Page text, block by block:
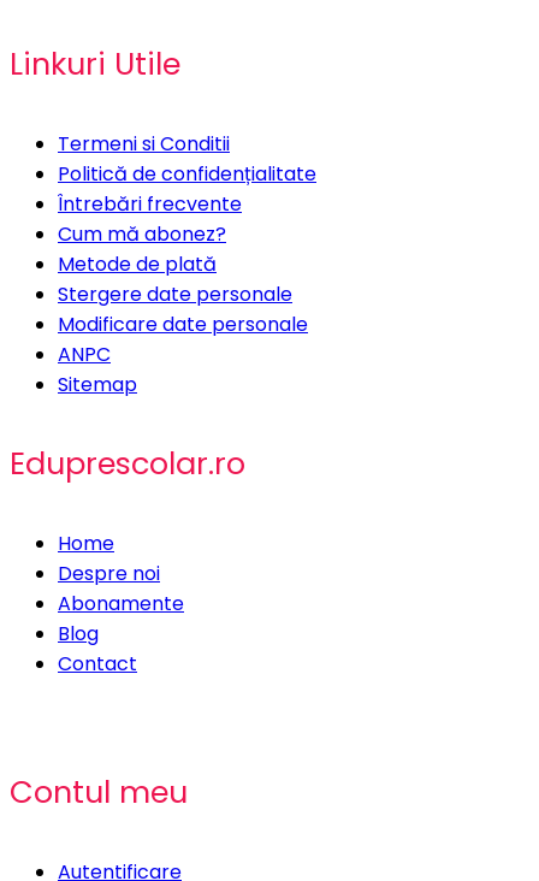
Linkuri Utile
Termeni si Conditii
Politică de confidențialitate
Întrebări frecvente
Cum mă abonez?
Metode de plată
Stergere date personale
Modificare date personale
ANPC
Sitemap
Eduprescolar.ro
Home
Despre noi
Abonamente
Blog
Contact
Contul meu
Autentificare